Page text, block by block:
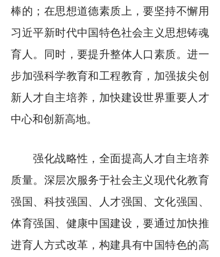
棒的；在思想道德素质上，要坚持不懈用
习近平新时代中国特色社会主义思想铸魂
育人。同时，要提升整体人口素质。进一
步加强科学教育和工程教育，加强拔尖创
新人才自主培养，加快建设世界重要人才
中心和创新高地。
强化战略性，全面提高人才自主培养
质量。深层次服务于社会主义现代化教育
强国、科技强国、人才强国、文化强国、
体育强国、健康中国建设，要通过加快推
进育人方式改革，构建具有中国特色的高